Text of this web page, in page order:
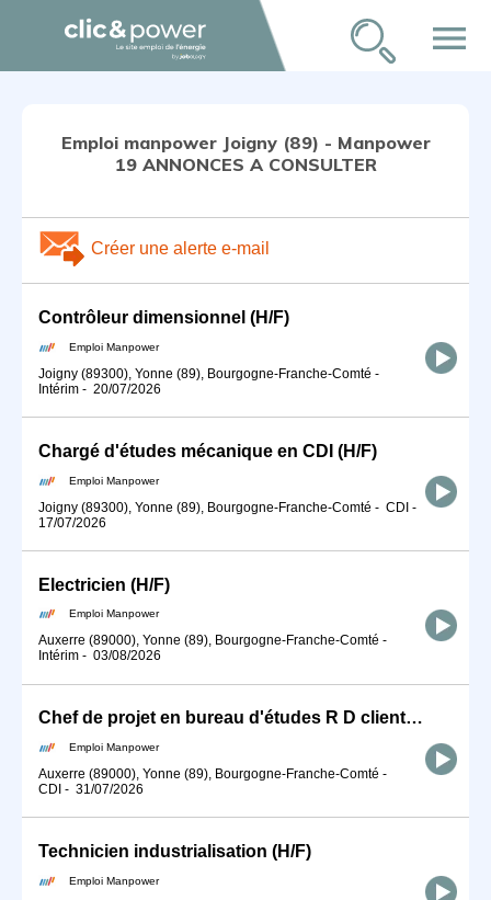
menu
Emploi manpower Joigny (89) - Manpower
19 ANNONCES A CONSULTER
Créer une alerte e-mail
Contrôleur dimensionnel (H/F)
Emploi Manpower
Joigny (89300), Yonne (89), Bourgogne-Franche-Comté -
Intérim - 20/07/2026
Chargé d'études mécanique en CDI (H/F)
Emploi Manpower
Joigny (89300), Yonne (89), Bourgogne-Franche-Comté - CDI -
17/07/2026
Electricien (H/F)
Emploi Manpower
Auxerre (89000), Yonne (89), Bourgogne-Franche-Comté -
Intérim - 03/08/2026
Chef de projet en bureau d'études R D client (H/F)
Emploi Manpower
Auxerre (89000), Yonne (89), Bourgogne-Franche-Comté -
CDI - 31/07/2026
Technicien industrialisation (H/F)
Emploi Manpower